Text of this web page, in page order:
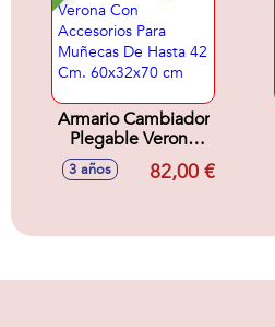
Armario Cambiador
Plegable Verona
Con Accesorios
Para Muñecas De
3 años 82,00 €